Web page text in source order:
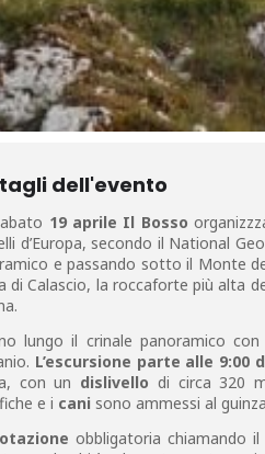
dell'evento
19 aprile Il Bosso
d’Europa, secondo il National
e passando sotto il Monte
di Calascio, la roccaforte più alta
lungo il crinale panoramico
L’escursione parte alle 9:00
con un dislivello di circa 320
e i cani sono ammessi al
obbligatoria chiamando